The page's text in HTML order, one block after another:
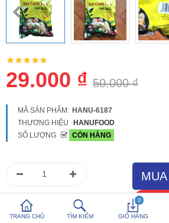
Hotline: 0816 505 655
Tải App SanHangRe nhận Quà
TRANG CHỦ TÌM KIẾM
0
GIỎ HÀNG
29.000 ₫ 50.000 ₫
MÃ SẢN PHẨM: HANU-6187
THƯƠNG HIỆU
HANUFOOD
SỐ LƯỢNG
CÒN HÀNG